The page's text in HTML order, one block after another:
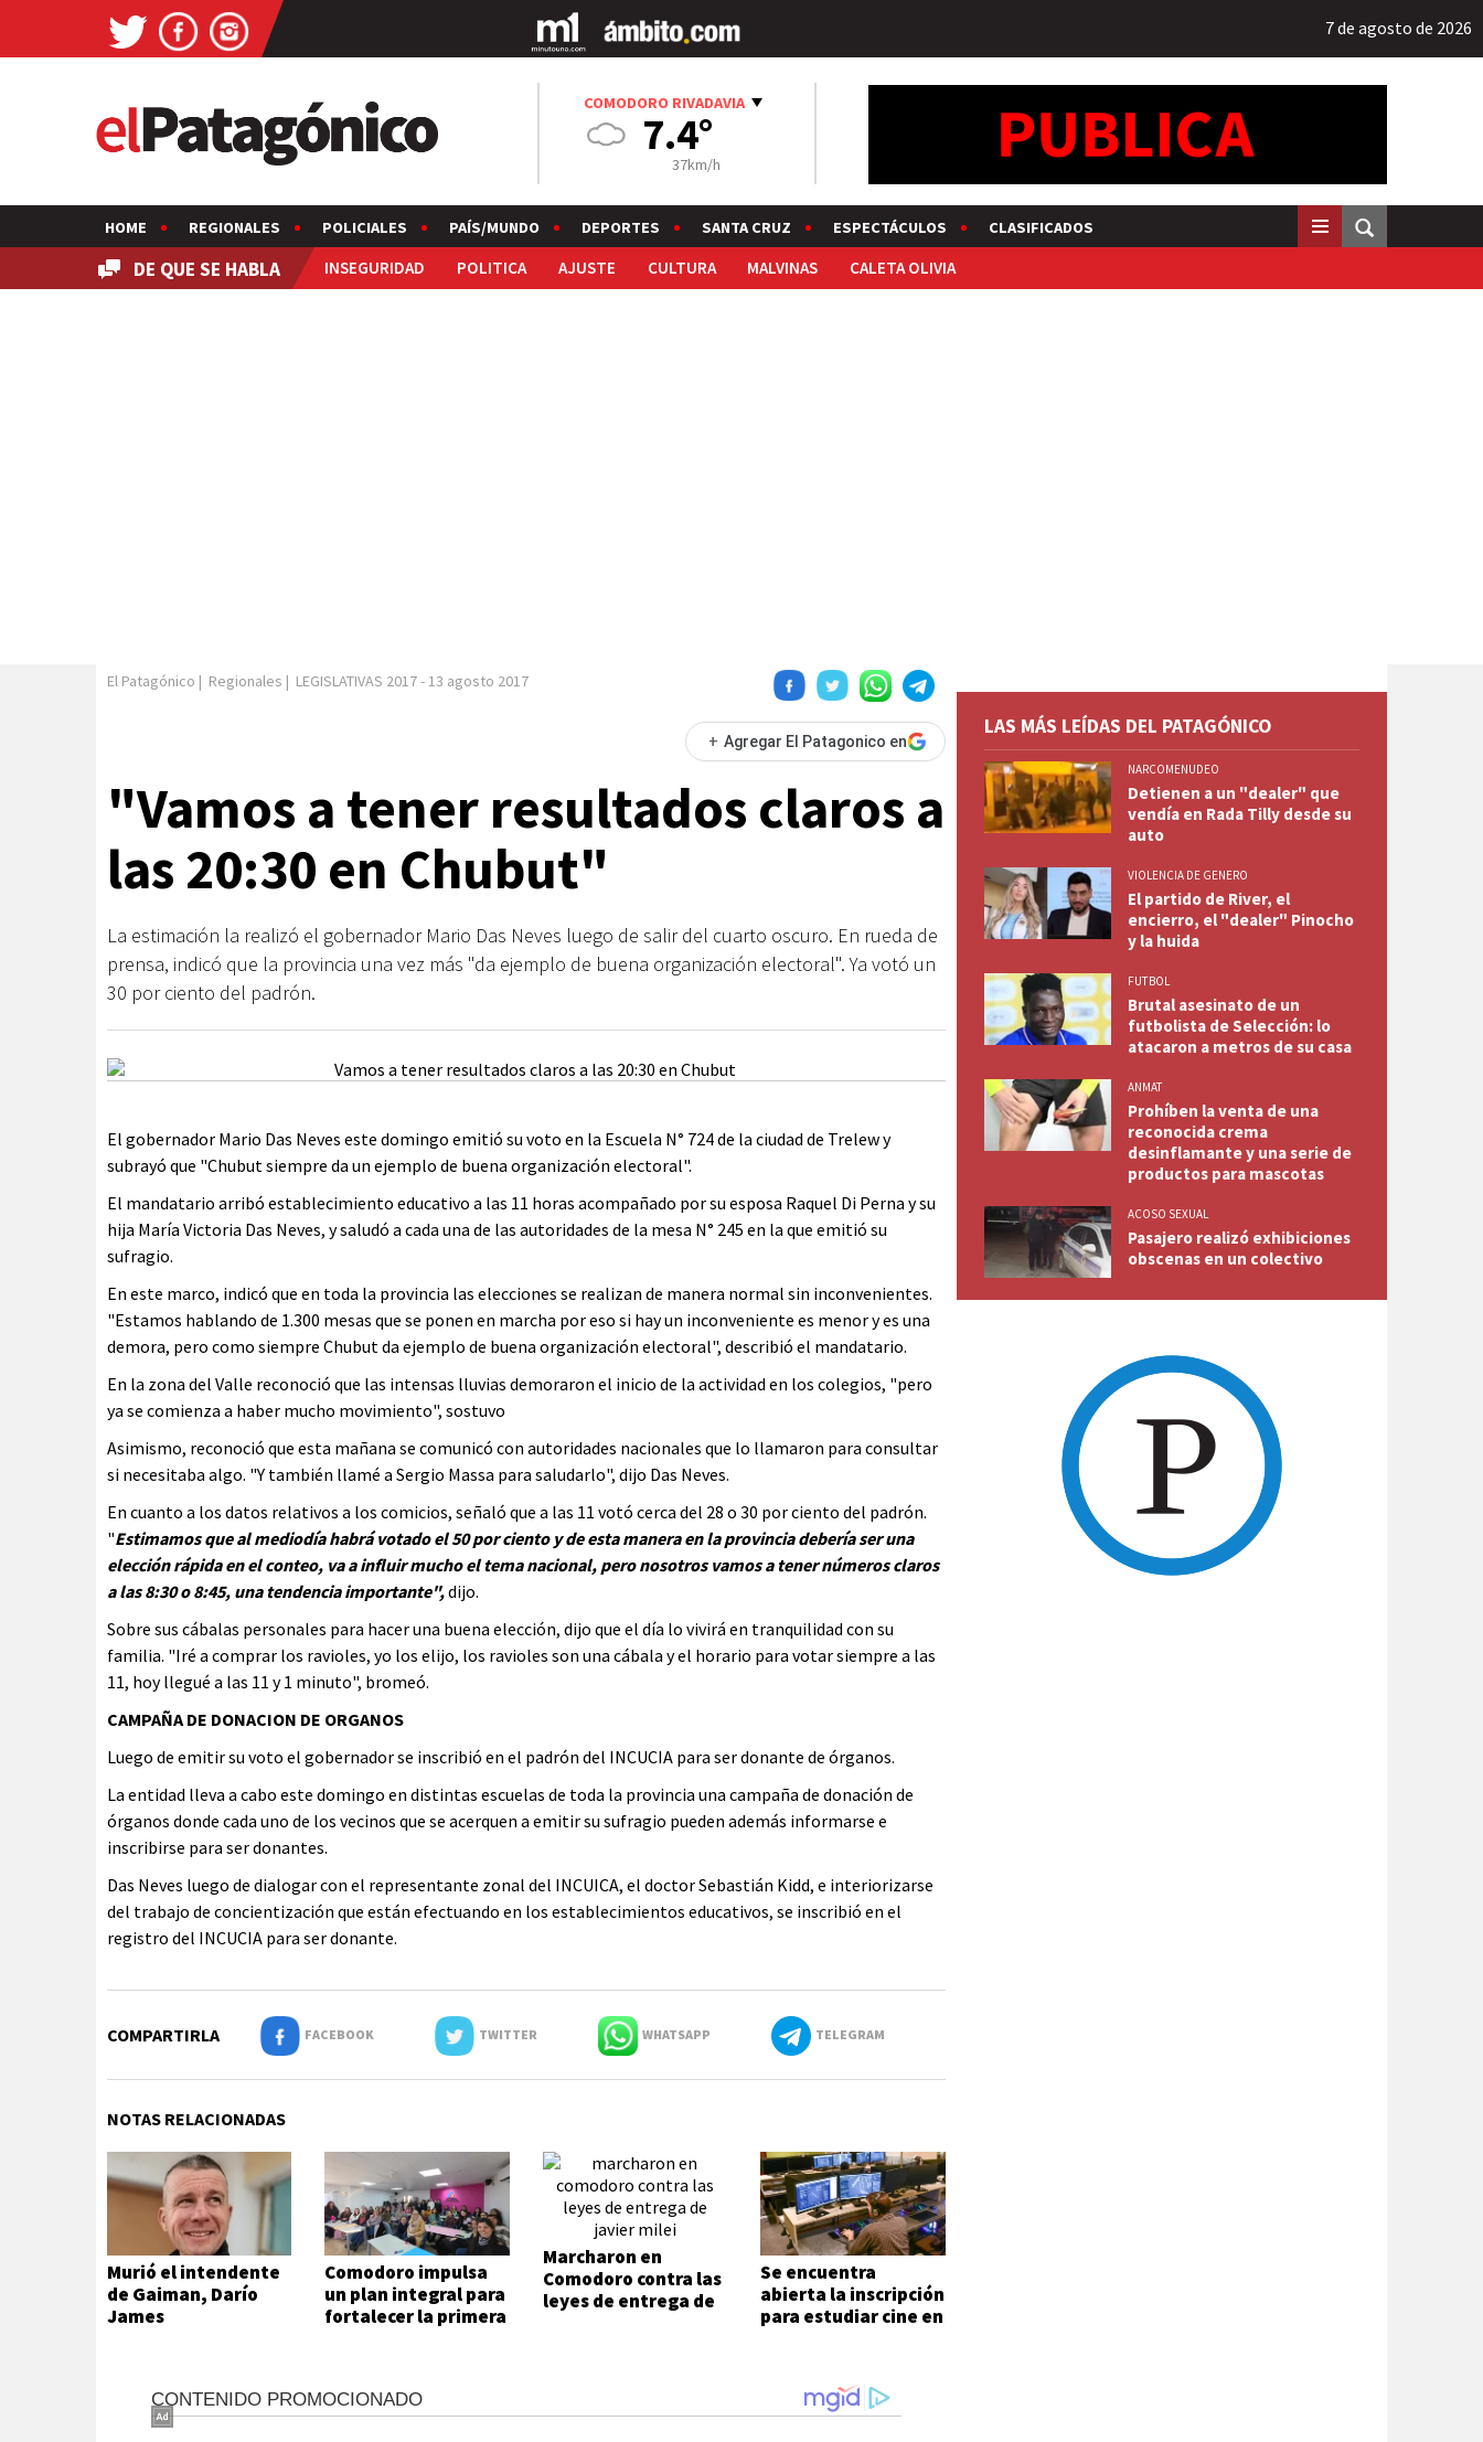
7 de agosto de 2026
COMODORO RIVADAVIA
7.4°
37km/h
HOME REGIONALES POLICIALES PAÍS/MUNDO DEPORTES SANTA CRUZ ESPECTÁCULOS CLASIFICADOS
DE QUE SE HABLA INSEGURIDAD POLITICA AJUSTE CULTURA MALVINAS CALETA OLIVIA
El Patagónico | Regionales | LEGISLATIVAS 2017- 13 agosto 2017
+ Agregar El Patagonico en
"Vamos a tener resultados claros a
las 20:30 en Chubut"
La estimación la realizó el gobernador Mario Das Neves luego de salir del cuarto oscuro. En rueda de
prensa, indicó que la provincia una vez más "da ejemplo de buena organización electoral". Ya votó un
30 por ciento del padrón.
El gobernador Mario Das Neves este domingo emitió su voto en la Escuela N° 724 de la ciudad de Trelew y
subrayó que "Chubut siempre da un ejemplo de buena organización electoral".
El mandatario arribó establecimiento educativo a las 11 horas acompañado por su esposa Raquel Di Perna y su
hija María Victoria Das Neves, y saludó a cada una de las autoridades de la mesa N° 245 en la que emitió su
sufragio.
En este marco, indicó que en toda la provincia las elecciones se realizan de manera normal sin inconvenientes.
"Estamos hablando de 1.300 mesas que se ponen en marcha por eso si hay un inconveniente es menor y es una
demora, pero como siempre Chubut da ejemplo de buena organización electoral", describió el mandatario.
En la zona del Valle reconoció que las intensas lluvias demoraron el inicio de la actividad en los colegios, "pero
ya se comienza a haber mucho movimiento", sostuvo
Asimismo, reconoció que esta mañana se comunicó con autoridades nacionales que lo llamaron para consultar
si necesitaba algo. "Y también llamé a Sergio Massa para saludarlo", dijo Das Neves.
En cuanto a los datos relativos a los comicios, señaló que a las 11 votó cerca del 28 o 30 por ciento del padrón.
"Estimamos que al mediodía habrá votado el 50 por ciento y de esta manera en la provincia debería ser una
elección rápida en el conteo, va a influir mucho el tema nacional, pero nosotros vamos a tener números claros
a las 8:30 o 8:45, una tendencia importante",dijo.
Sobre sus cábalas personales para hacer una buena elección, dijo que el día lo vivirá en tranquilidad con su
familia. "Iré a comprar los ravioles, yo los elijo, los ravioles son una cábala y el horario para votar siempre a las
11, hoy llegué a las 11 y 1 minuto", bromeó.
CAMPAÑA DE DONACION DE ORGANOS
Luego de emitir su voto el gobernador se inscribió en el padrón del INCUCIA para ser donante de órganos.
La entidad lleva a cabo este domingo en distintas escuelas de toda la provincia una campaña de donación de
órganos donde cada uno de los vecinos que se acerquen a emitir su sufragio pueden además informarse e
inscribirse para ser donantes.
Das Neves luego de dialogar con el representante zonal del INCUICA, el doctor Sebastián Kidd, e interiorizarse
del trabajo de concientización que están efectuando en los establecimientos educativos, se inscribió en el
registro del INCUCIA para ser donante.
COMPARTIRLA FACEBOOK TWITTER WHATSAPP TELEGRAM
NOTAS RELACIONADAS
Murió el intendente
de Gaiman, Darío
James
Comodoro impulsa
un plan integral para
fortalecer la primera
Marcharon en
Comodoro contra las
leyes de entrega de
Se encuentra
abierta la inscripción
para estudiar cine en
LAS MÁS LEÍDAS DEL PATAGÓNICO
NARCOMENUDEO
Detienen a un "dealer" que
vendía en Rada Tilly desde su
auto
VIOLENCIA DE GENERO
El partido de River, el
encierro, el "dealer" Pinocho
y la huida
FUTBOL
Brutal asesinato de un
futbolista de Selección: lo
atacaron a metros de su casa
ANMAT
Prohíben la venta de una
reconocida crema
desinflamante y una serie de
productos para mascotas
ACOSO SEXUAL
Pasajero realizó exhibiciones
obscenas en un colectivo